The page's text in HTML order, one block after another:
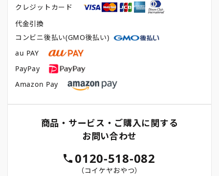
クレジットカード
代金引換
コンビニ後払い(GMO後払い)
au PAY
PayPay
Amazon Pay
商品・サービス・ご購入に関する
お問い合わせ
0120-518-082
（コイケヤおやつ）